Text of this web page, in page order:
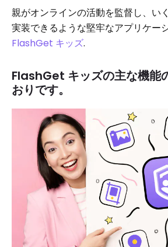
親がオンラインの活動を監督し、い
実装できるような堅牢なアプリケー
FlashGet キッズ.
FlashGet キッズの主な機能
おりです。